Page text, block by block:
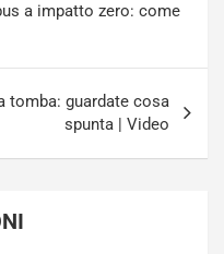
a impatto zero: come
tomba: guardate cosa
spunta | Video